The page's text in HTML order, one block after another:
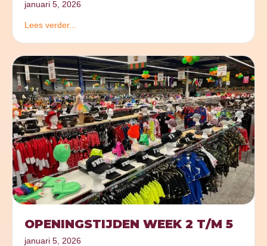
januari 5, 2026
Lees verder...
OPENINGSTIJDEN WEEK 2 T/M 5
januari 5, 2026